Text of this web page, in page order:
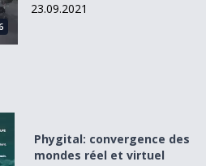
23.09.2021
mondes réel et virtuel
Phygital: convergence des
mondes réel et virtuel